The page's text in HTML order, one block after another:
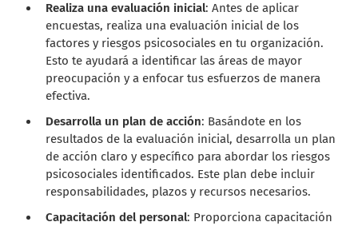
Realiza una evaluación inicial: Antes de aplicar
encuestas, realiza una evaluación inicial de los
factores y riesgos psicosociales en tu organización.
Esto te ayudará a identificar las áreas de mayor
preocupación y a enfocar tus esfuerzos de manera
efectiva.
Desarrolla un plan de acción: Basándote en los
resultados de la evaluación inicial, desarrolla un plan
de acción claro y específico para abordar los riesgos
psicosociales identificados. Este plan debe incluir
responsabilidades, plazos y recursos necesarios.
Capacitación del personal: Proporciona capacitación